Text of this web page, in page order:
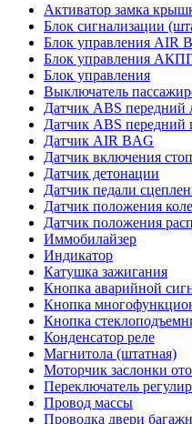
Активатор замка
Блок сигнализации
Блок управления AIR
Блок управления
Блок управления
Выключатель
Датчик ABS передний
Датчик ABS передний
Датчик AIR BAG
Датчик включения
Датчик детонации
Датчик педали
Датчик положения
Датчик положения
Иммобилайзер
Индикатор
Катушка зажигания
Кнопка аварийной
Кнопка
Кнопка
Конденсатор реле
Магнитола (штатная)
Моторчик заслонки
Переключатель
Провод массы
Проводка двери